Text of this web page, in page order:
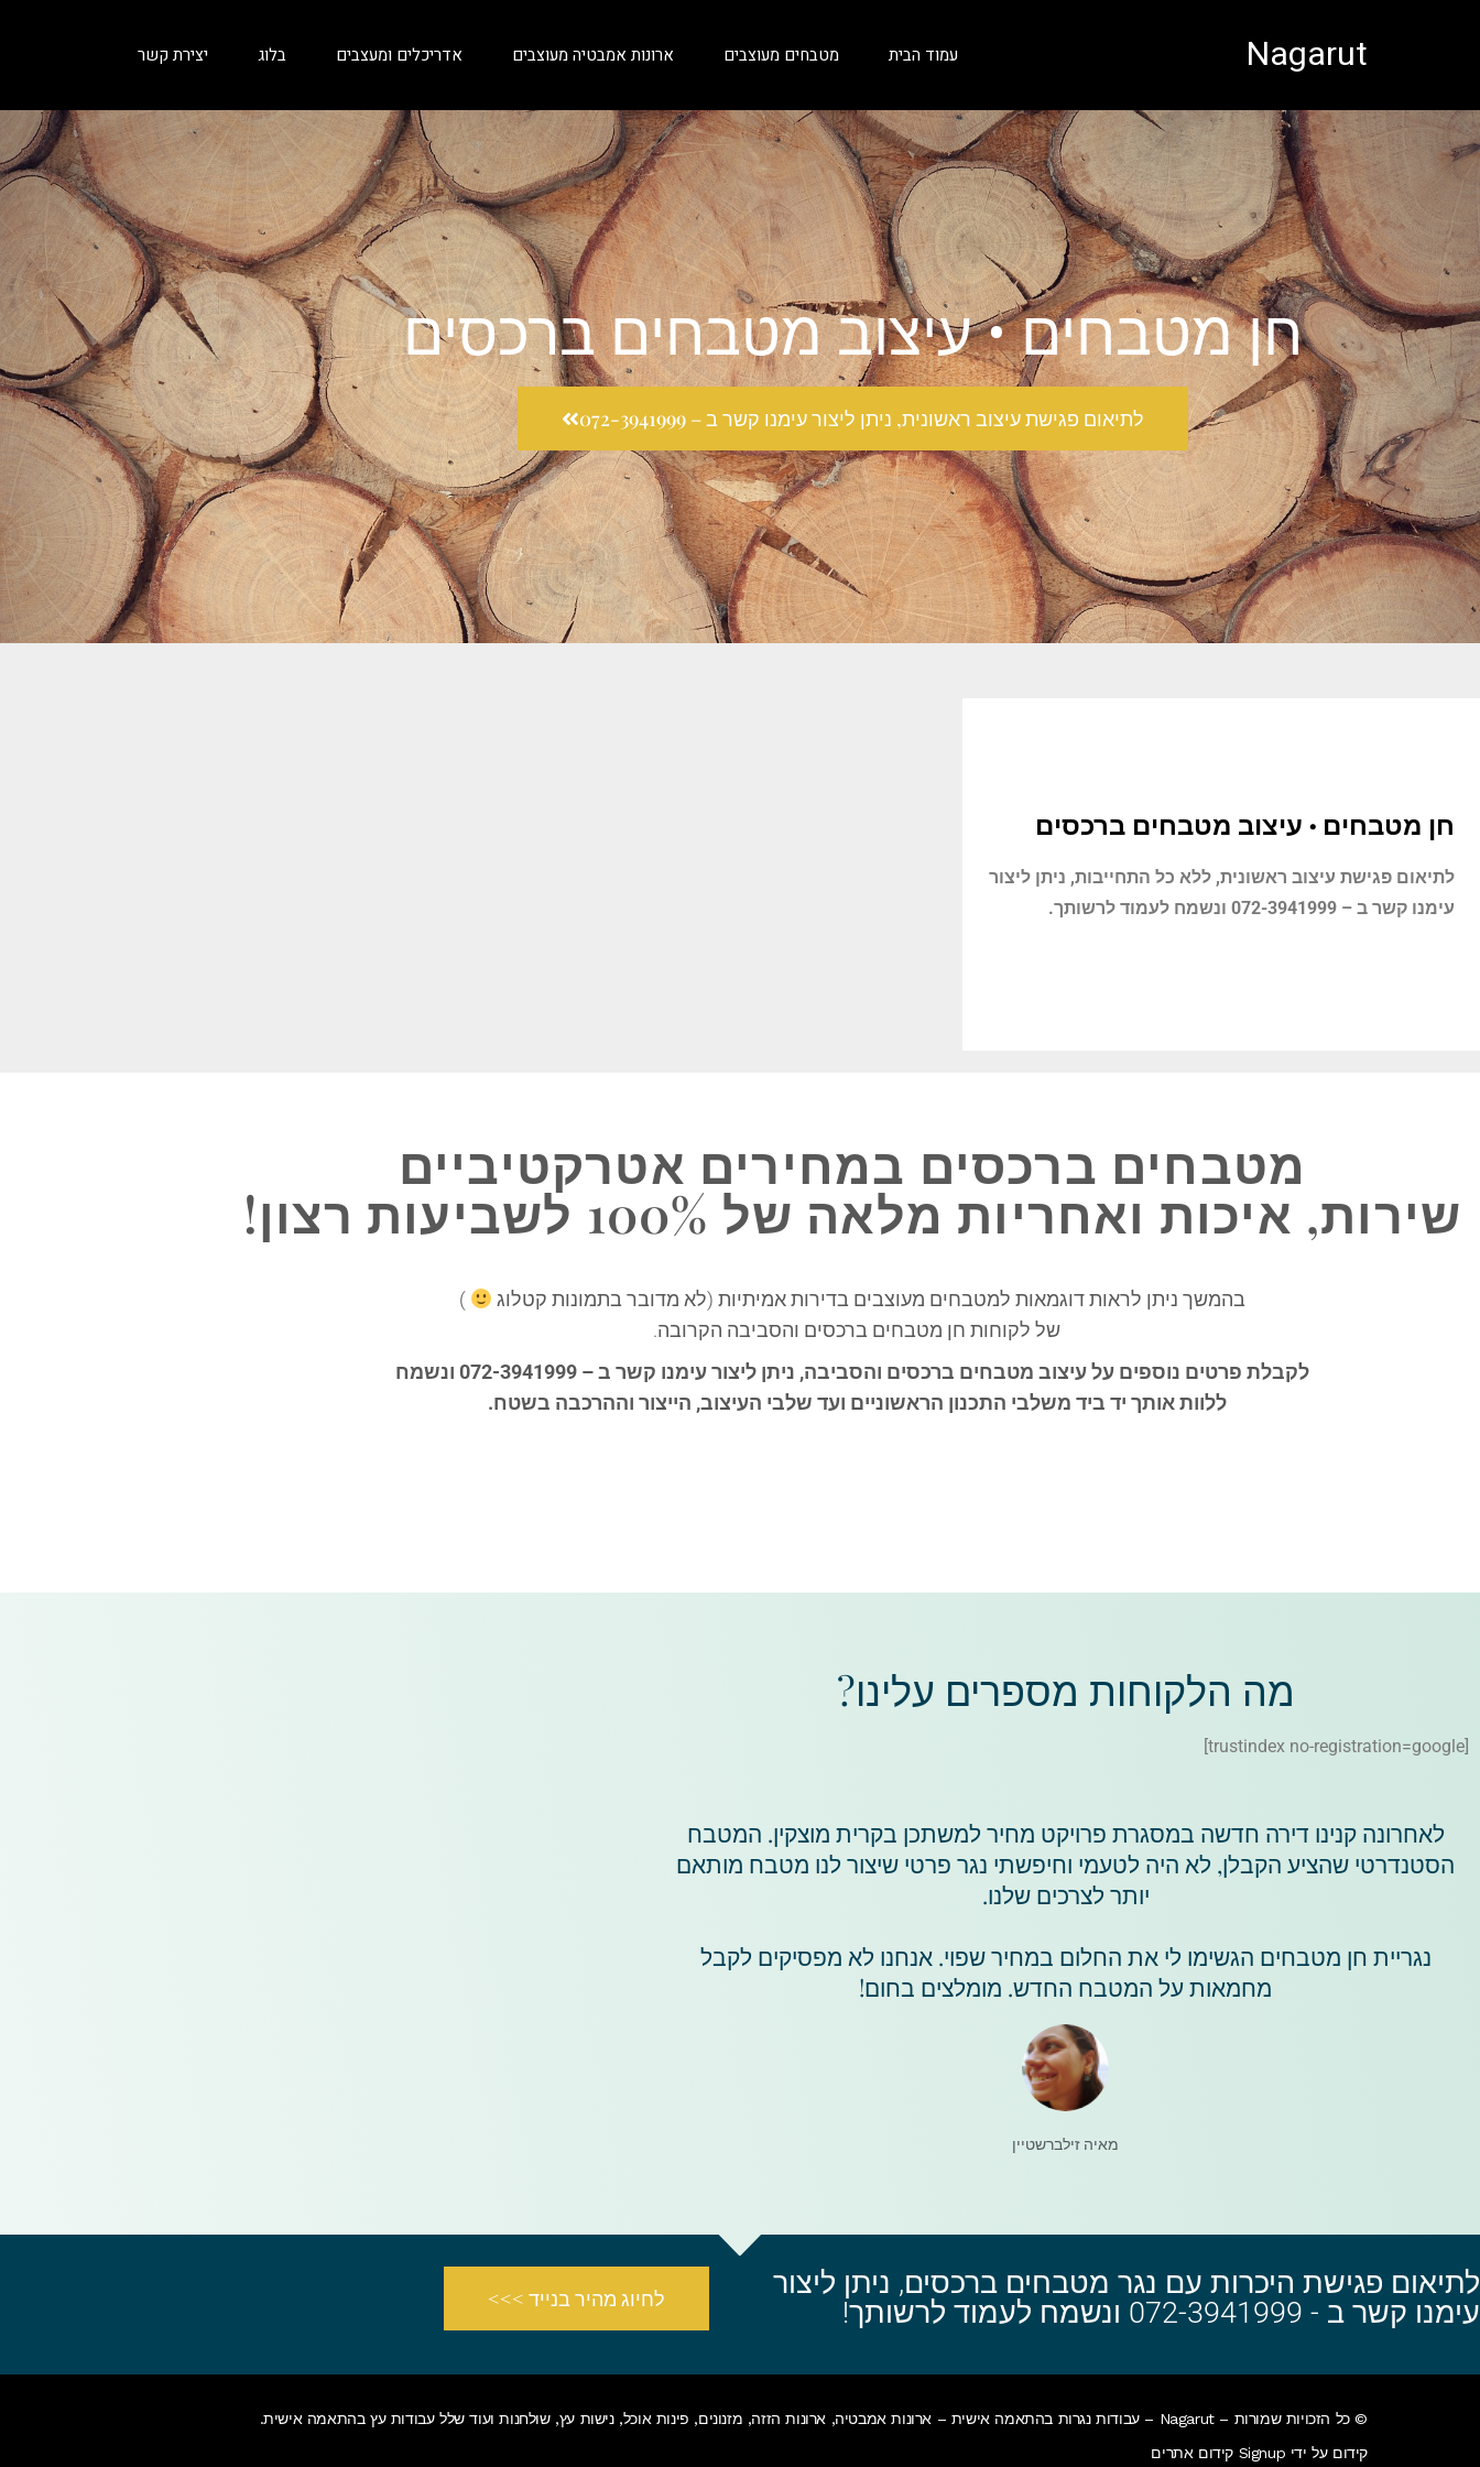
Nagarut עמוד הבית מטבחים מעוצבים ארונות אמבטיה מעוצבים אדריכלים ומעצבים בלוג יצירת קשר
חן מטבחים • עיצוב מטבחים ברכסים
לתיאום פגישת עיצוב ראשונית, ניתן ליצור עימנו קשר ב – 072-3941999
חן מטבחים • עיצוב מטבחים ברכסים
לתיאום פגישת עיצוב ראשונית, ללא כל התחייבות, ניתן ליצור
עימנו קשר ב –072-3941999 ונשמח לעמוד לרשותך.
מטבחים ברכסים במחירים אטרקטיביים
שירות, איכות ואחריות מלאה של 100% לשביעות רצון!
בהמשך ניתן לראות דוגמאות למטבחים מעוצבים בדירות אמיתיות(לא מדובר בתמונות קטלוג
)
של לקוחות חן מטבחים ברכסים והסביבה הקרובה.
לקבלת פרטים נוספים על עיצוב מטבחים ברכסים והסביבה, ניתן ליצור עימנו קשר ב – 072-3941999 ונשמח
ללוות אותך יד ביד משלבי התכנון הראשוניים ועד שלבי העיצוב, הייצור וההרכבה בשטח.
מה הלקוחות מספרים עלינו?
[trustindex no-registration=google]
לאחרונה קנינו דירה חדשה במסגרת פרויקט מחיר למשתכן בקרית מוצקין. המטבח
הסטנדרטי שהציע הקבלן, לא היה לטעמי וחיפשתי נגר פרטי שיצור לנו מטבח מותאם
יותר לצרכים שלנו.
נגריית חן מטבחים הגשימו לי את החלום במחיר שפוי. אנחנו לא מפסיקים לקבל
מחמאות על המטבח החדש. מומלצים בחום!
מאיה זילברשטיין
לתיאום פגישת היכרות עם נגר מטבחים ברכסים, ניתן ליצור
עימנו קשר ב - 072-3941999 ונשמח לעמוד לרשותך!
לחיוג מהיר בנייד >>>
© כל הזכויות שמורות – Nagarut – עבודות נגרות בהתאמה אישית – ארונות אמבטיה, ארונות הזזה, מזנונים, פינות אוכל, נישות עץ, שולחנות ועוד שלל עבודות עץ בהתאמה אישית.
קידום על ידי Signup קידום אתרים